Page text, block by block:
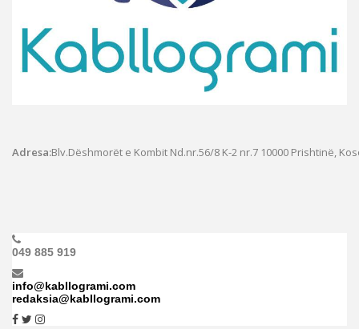
Adresa:Blv.Dëshmorët e Kombit Nd.nr.56/8 K-2 nr.7 10000 Prishtinë,
049 885 919
info@kabllogrami.com
redaksia@kabllogrami.com